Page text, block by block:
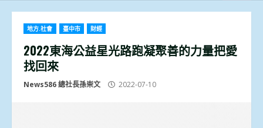
地方.社會 臺中市 財經
2022東海公益星光路跑凝聚善的力量把愛
找回來
News586 總社長孫崇文 2022-07-10